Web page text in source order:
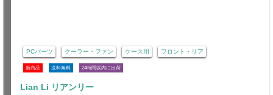
PCパーツ クーラー・ファン ケース用 フロント・リア
新商品 送料無料 24時間以内に出荷
Lian Li リアンリー